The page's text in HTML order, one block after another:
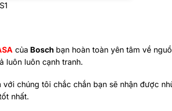
của Bosch bạn hoàn toàn yên tâm về
luôn luôn cạnh tranh.
chúng tôi chắc chắn bạn sẽ nhận được
nhất.